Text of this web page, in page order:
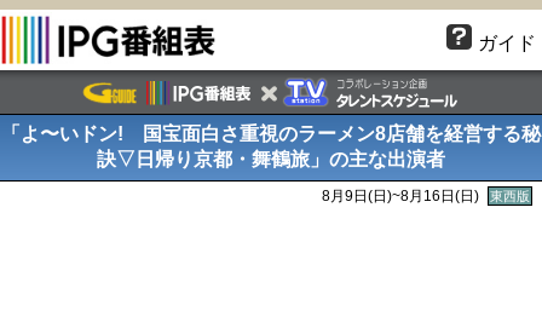
ガイド
「よ〜いドン! 国宝面白さ重視のラーメン8店舗を経営する秘
訣▽日帰り京都・舞鶴旅」の主な出演者
8月9日(日 )~8月16日(日 ) 東西版